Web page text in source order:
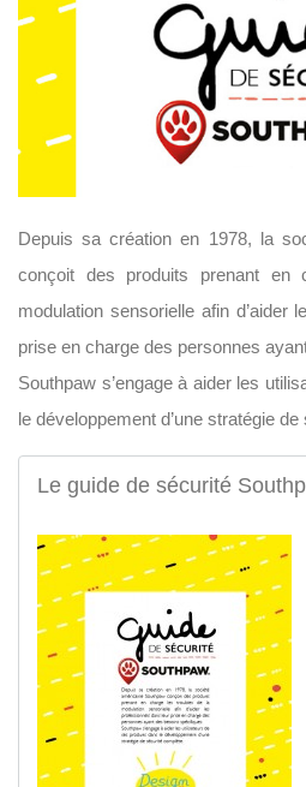
Depuis sa création en 1978, la
conçoit des produits prenant en
modulation sensorielle afin d’aider
prise en charge des personnes
Southpaw s’engage à aider les
le développement d’une stratégie
Le guide de sécurité